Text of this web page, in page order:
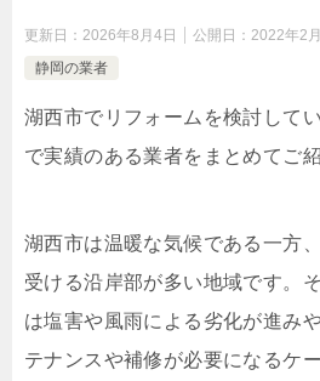
更新日： 2026年8月4日 公開日： 2022年2
静岡の業者
湖西市でリフォームを検討して
で実績のある業者をまとめてご
湖西市は温暖な気候である一方
受ける沿岸部が多い地域です。
は塩害や風雨による劣化が進み
テナンスや補修が必要になるケ